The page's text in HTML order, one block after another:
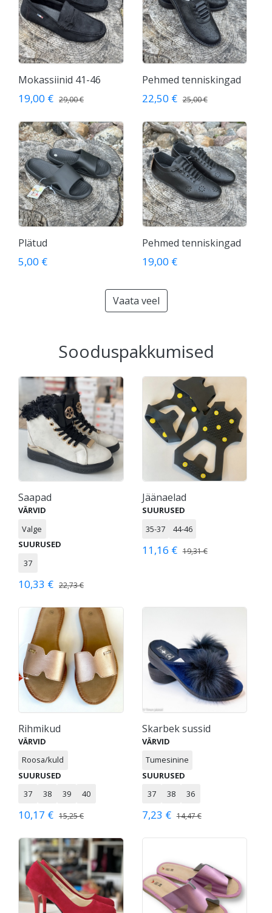
Mokassiinid 41-46
19,00 € 29,00 €
Pehmed tenniskingad
22,50 € 25,00 €
Plätud
5,00 €
Pehmed tenniskingad
19,00 €
Vaata veel
Sooduspakkumised
Saapad
VÄRVID
Valge
SUURUSED
37
10,33 € 22,73 €
Jäänaelad
SUURUSED
35-37
44-46
11,16 € 19,31 €
Rihmikud
VÄRVID
Roosa/kuld
SUURUSED
37
38 39 40
10,17 € 15,25 €
Skarbek sussid
VÄRVID
Tumesinine
SUURUSED
37
38 36
7,23 € 14,47 €